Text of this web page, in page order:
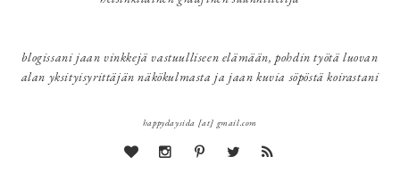
blogissani jaan vinkkejä vastuulliseen elämään, pohdin työtä luovan
alan yksityisyrittäjän näkökulmasta ja jaan kuvia söpöstä koirastani
happydaysida [at] gmail.com